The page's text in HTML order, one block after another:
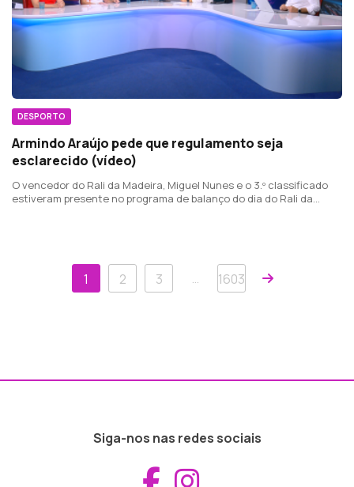
DESPORTO
Armindo Araújo pede que regulamento seja
esclarecido (vídeo)
O vencedor do Rali da Madeira, Miguel Nunes e o 3.º classificado
estiveram presente no programa de balanço do dia do Rali da
1 2 3 … 1603 Próxima
Siga-nos nas redes sociais